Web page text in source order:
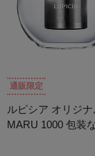
通販限定
ルピシア オリジ
MARU 1000 包装